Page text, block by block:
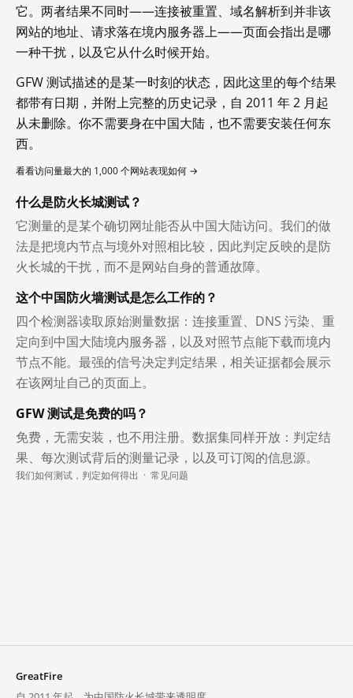
它。两者结果不同时——连接被重置、域名解析到并非该
网站的地址、请求落在境内服务器上——页面会指出是哪
一种干扰，以及它从什么时候开始。
GFW 测试描述的是某一时刻的状态，因此这里的每个结果
都带有日期，并附上完整的历史记录，自 2011 年 2 月起
从未删除。你不需要身在中国大陆，也不需要安装任何东
西。
看看访问量最大的 1,000 个网站表现如何 →
什么是防火长城测试？
它测量的是某个确切网址能否从中国大陆访问。我们的做
法是把境内节点与境外对照相比较，因此判定反映的是防
火长城的干扰，而不是网站自身的普通故障。
这个中国防火墙测试是怎么工作的？
四个检测器读取原始测量数据：连接重置、DNS 污染、重
定向到中国大陆境内服务器，以及对照节点能下载而境内
节点不能。最强的信号决定判定结果，相关证据都会展示
在该网址自己的页面上。
GFW 测试是免费的吗？
免费，无需安装，也不用注册。数据集同样开放：判定结
果、每次测试背后的测量记录，以及可订阅的信息源。
我们如何测试，判定如何得出 · 常见问题
GreatFire